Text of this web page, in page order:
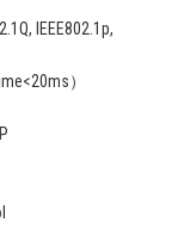
IEEE802.1p,
）